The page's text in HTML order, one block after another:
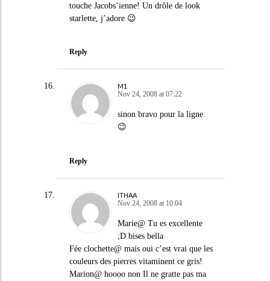
touche Jacobs’ienne! Un drôle de look
starlette, j’adore 😉
Reply
M1
Nov 24, 2008 at 07:22
sinon bravo pour la ligne
😉
Reply
ITHAA
Nov 24, 2008 at 10:04
Marie@ Tu es excellente
;D bises bella
Fée clochette@ mais oui c’est vrai que les
couleurs des pierres vitaminent ce gris!
Marion@ hoooo non Il ne gratte pas ma